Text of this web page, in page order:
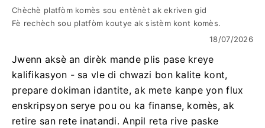
Chèchè platfòm komès sou entènèt ak ekriven gid
Fè rechèch sou platfòm koutye ak sistèm kont komès.
18/07/2026
Jwenn aksè an dirèk mande plis pase kreye
kalifikasyon - sa vle di chwazi bon kalite kont,
prepare dokiman idantite, ak mete kanpe yon flux
enskripsyon serye pou ou ka finanse, komès, ak
retire san rete inatandi. Anpil reta rive paske